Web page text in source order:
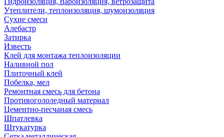
Утеплители, теплоизоляция, шумоизоляция
Сухие смеси
Алебастр
Затирка
Известь
Клей для монтажа теплоизоляции
Наливной пол
Плиточный клей
Побелка, мел
Ремонтная смесь для бетона
Противогололедный материал
Цементно-песчаная смесь
Шпатлевка
Штукатурка